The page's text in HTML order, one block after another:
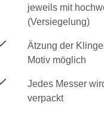
jeweils mit
(Versiegelung)
Ätzung der
Motiv möglich
Jedes Messer
verpackt